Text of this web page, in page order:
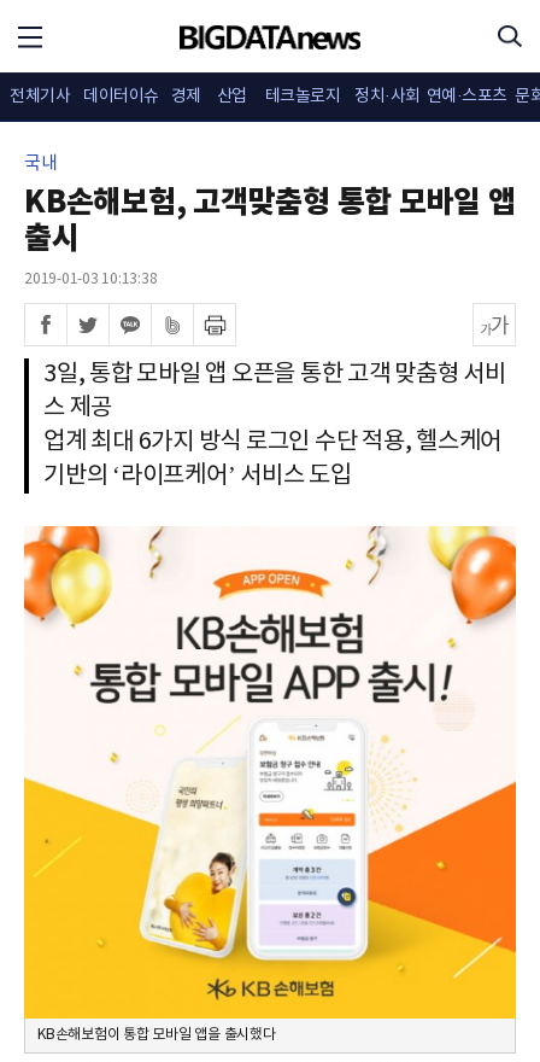
전체기사 데이터이슈 경제 산업 테크놀로지 정치·사회 연예·스포츠 문
국내
KB손해보험, 고객맞춤형 통합 모바일 앱
출시
2019-01-03 10:13:38
3일, 통합 모바일 앱 오픈을 통한 고객 맞춤형 서비
스 제공
업계 최대 6가지 방식 로그인 수단 적용, 헬스케어
기반의 ‘라이프케어’ 서비스 도입
KB손해보험이 통합 모바일 앱을 출시했다